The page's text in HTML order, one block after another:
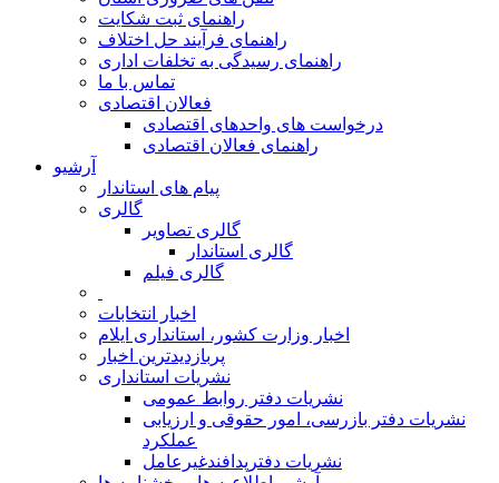
راهنمای ثبت شکایت
راهنمای فرآیند حل اختلاف
راهنمای رسیدگی به تخلفات اداری
تماس با ما
فعالان اقتصادی
درخواست های واحدهای اقتصادی
راهنمای فعالان اقتصادی
آرشیو
پیام های استاندار
گالری
گالری تصاویر
گالری استاندار
گالری فیلم
اخبار انتخابات
اخبار وزارت کشور، استانداری ایلام
پربازدیدترین اخبار
نشریات استانداری
نشریات دفتر روابط عمومی
نشريات دفتر بازرسی، امور حقوقی و ارزيابی
عملکرد
نشريات دفترپدافندغيرعامل